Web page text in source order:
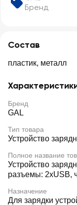
Бренд
Состав
пластик, металл
Бренд
GAL
Тип товара
Устройство
Полное название
Устройство
разъемы: 2хUSB,
Назначение
Для зарядки